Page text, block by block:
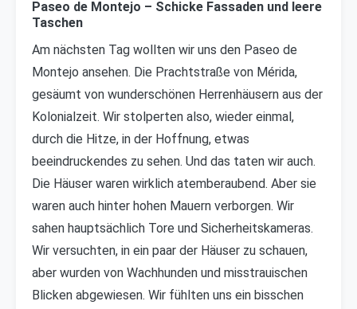
Paseo de Montejo – Schicke Fassaden und leere
Taschen
Am nächsten Tag wollten wir uns den Paseo de
Montejo ansehen. Die Prachtstraße von Mérida,
gesäumt von wunderschönen Herrenhäusern aus der
Kolonialzeit. Wir stolperten also, wieder einmal,
durch die Hitze, in der Hoffnung, etwas
beeindruckendes zu sehen. Und das taten wir auch.
Die Häuser waren wirklich atemberaubend. Aber sie
waren auch hinter hohen Mauern verborgen. Wir
sahen hauptsächlich Tore und Sicherheitskameras.
Wir versuchten, in ein paar der Häuser zu schauen,
aber wurden von Wachhunden und misstrauischen
Blicken abgewiesen. Wir fühlten uns ein bisschen